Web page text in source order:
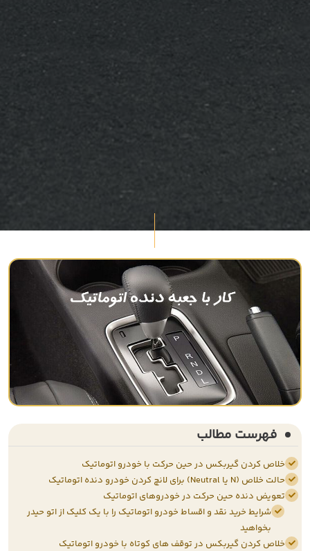
فهرست مطالب
خلاص کردن گیربکس در حین حرکت با خودرو اتوماتیک
حالت خلاص (N یا Neutral) برای لانچ کردن خودرو دنده اتوماتیک
تعویض دنده حین حرکت در خودروهای اتوماتیک
شرایط خرید نقد و اقساط خودرو اتوماتیک را با یک کلیک از اتو حیدر
بخواهید
خلاص کردن گیربکس در توقف های کوتاه با خودرو اتوماتیک